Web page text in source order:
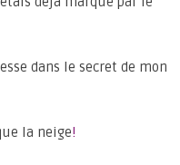
dans le secret de mon
la neige!